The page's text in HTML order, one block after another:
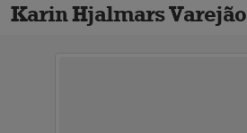
Karin Hjalmars Varejão